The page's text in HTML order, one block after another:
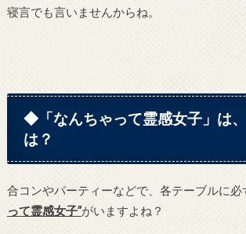
寝言でも言いませんからね。
◆「なんちゃって霊感女子」は
は？
合コンやパーティーなどで、各テーブルに必
って霊感女子”がいますよね？